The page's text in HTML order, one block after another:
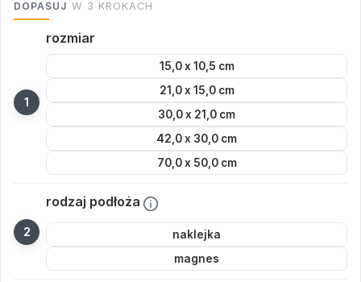
DOPASUJ W 3 KROKACH
rozmiar
15,0 x 10,5 cm
21,0 x 15,0 cm
30,0 x 21,0 cm
42,0 x 30,0 cm
70,0 x 50,0 cm
rodzaj podłoża
naklejka
magnes